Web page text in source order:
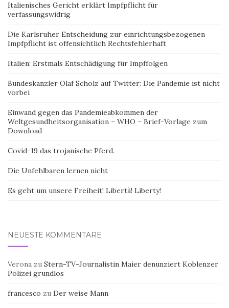
Italienisches Gericht erklärt Impfpflicht für
verfassungswidrig
Die Karlsruher Entscheidung zur einrichtungsbezogenen
Impfpflicht ist offensichtlich Rechtsfehlerhaft
Italien: Erstmals Entschädigung für Impffolgen
Bundeskanzler Olaf Scholz auf Twitter: Die Pandemie ist nicht
vorbei
Einwand gegen das Pandemieabkommen der
Weltgesundheitsorganisation – WHO – Brief-Vorlage zum
Download
Covid-19 das trojanische Pferd.
Die Unfehlbaren lernen nicht
Es geht um unsere Freiheit! Libertà! Liberty!
NEUESTE KOMMENTARE
Verona zu Stern-TV-Journalistin Maier denunziert Koblenzer
Polizei grundlos
francesco zu Der weise Mann